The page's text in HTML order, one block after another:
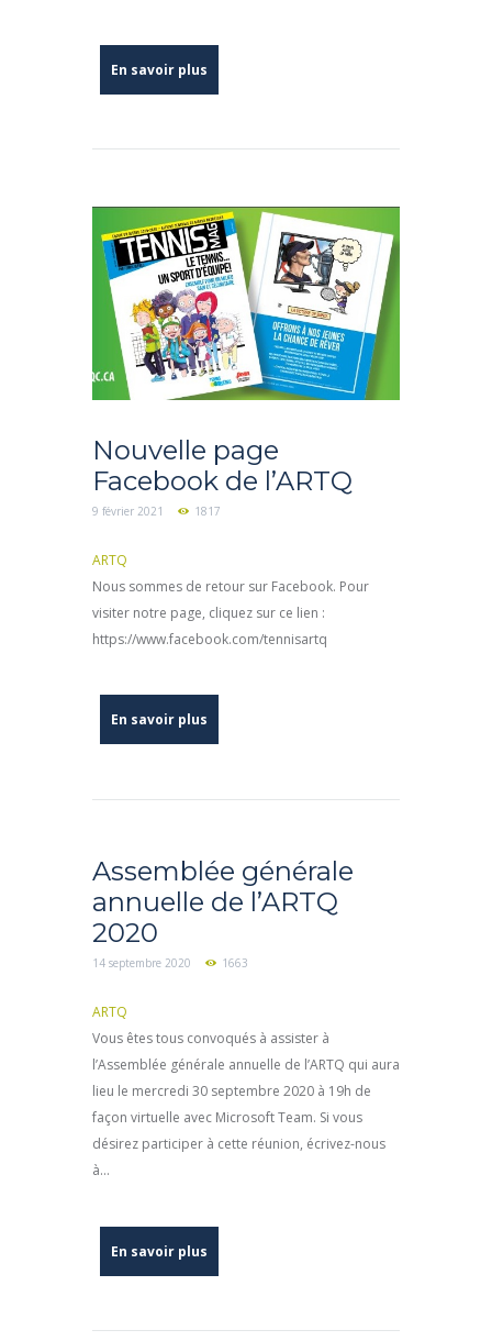
En savoir plus
Nouvelle page
Facebook de l’ARTQ
9 février 2021 1817
ARTQ
Nous sommes de retour sur Facebook. Pour
visiter notre page, cliquez sur ce lien :
https://www.facebook.com/tennisartq
En savoir plus
Assemblée générale
annuelle de l’ARTQ
2020
14 septembre 2020 1663
ARTQ
Vous êtes tous convoqués à assister à
l’Assemblée générale annuelle de l’ARTQ qui aura
lieu le mercredi 30 septembre 2020 à 19h de
façon virtuelle avec Microsoft Team. Si vous
désirez participer à cette réunion, écrivez-nous
à...
En savoir plus